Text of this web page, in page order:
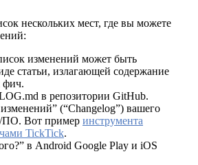
нескольких мест, где вы можете
изменений может быть
статьи, излагающей содержание
фич.
в репозитории GitHub.
(“Changelog”) вашего
ПО. Вот пример инструмента
TickTick.
в Android Google Play и iOS